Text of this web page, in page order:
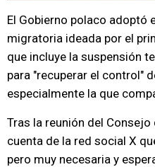
El Gobierno polaco adoptó
migratoria ideada por el
que incluye la suspensión
para "recuperar el control"
especialmente la que
Tras la reunión del
cuenta de la red social X
pero muy necesaria y